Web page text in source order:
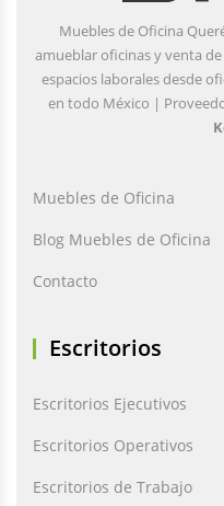
Muebles de Oficina
amueblar oficinas y venta
espacios laborales desde
en todo México |
Muebles de Oficina
Blog Muebles de Oficina
Contacto
Escritorios
Escritorios Ejecutivos
Escritorios Operativos
Escritorios de Trabajo